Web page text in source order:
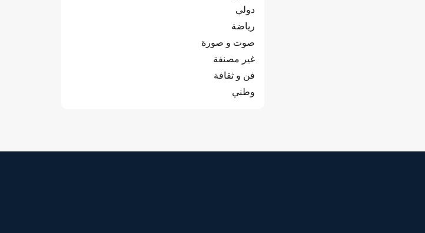
دولي
رياضة
صوت و صورة
غير مصنفة
فن و ثقافة
وطني